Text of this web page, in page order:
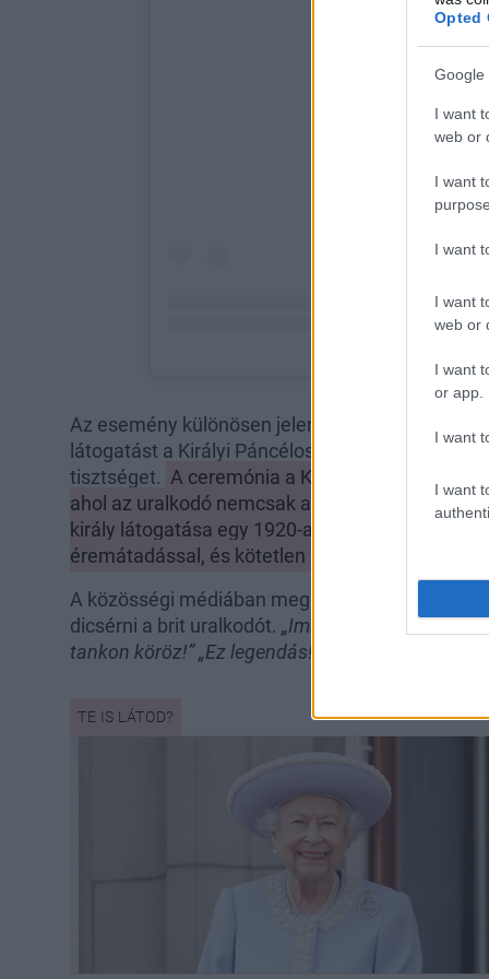
Opted
Google
I want
web or
I want
I want
I want
web or
I want
or app.
I want
I want
Az esemény különösen jelentős volt, hiszen
látogatást a Királyi Páncélos Ezred
tisztséget. A ceremónia a Királyi Harckocsi
ahol az uralkodó nemcsak a katonákkal,
király látogatása egy 1920-as típusú Rolls-
éremátadással, és kötetlen beszélgetéssel
A közösségi médiában megosztott fotók és
dicsérni a brit uralkodót. „Imádom azt a képet,
tankon köröz!” „Ez legendás!”